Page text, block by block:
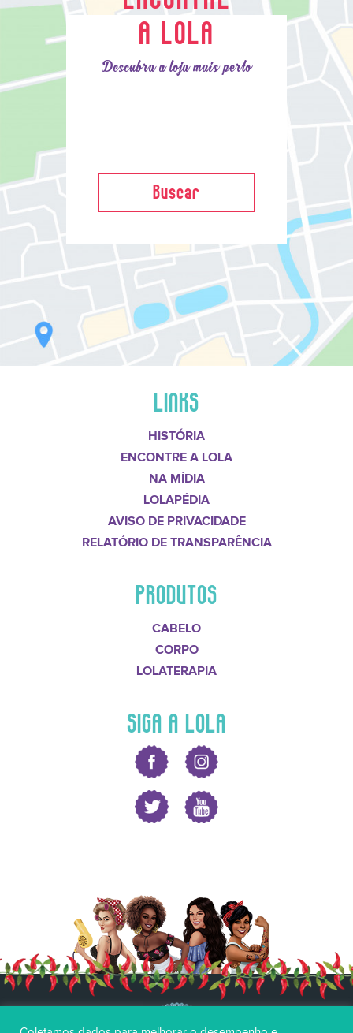
A LOLA
Descubra a loja mais perto
Buscar
LINKS
HISTÓRIA
ENCONTRE A LOLA
NA MÍDIA
LOLAPÉDIA
AVISO DE PRIVACIDADE
RELATÓRIO DE TRANSPARÊNCIA
PRODUTOS
CABELO
CORPO
LOLATERAPIA
SIGA A LOLA